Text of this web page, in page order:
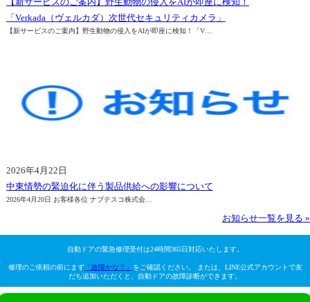
「Verkada（ヴェルカダ）次世代セキュリティカメラ」
【新サービスのご案内】野生動物の侵入をAIが即座に検知！「V…
2026年4月22日
中東情勢の緊迫化に伴う製品供給への影響について
2026年4月20日 お客様各位 ナブテスコ株式会…
お知らせ一覧を見る »
自動ドアの緊急修理受付は24時間365日対応いたします。
修理のご依頼の前にまず「故障かな？」
をご確認ください。 または、LINE公式アカウントで友
だち追加いただくと、自動ドアの故障診断ができます。